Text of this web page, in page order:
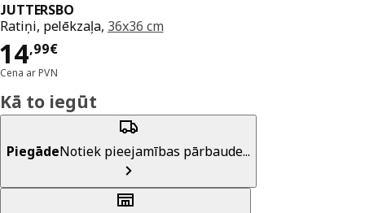
JUTTERSBO
Ratiņi, pelēkzaļa, 36x36 cm
14,99€
Cena 14,99€
Cena ar PVN
Kā to iegūt
PiegādeNotiek pieejamības pārbaude...